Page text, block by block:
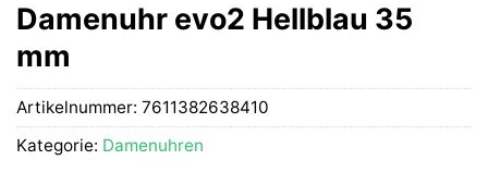
Damenuhr evo2 Hellblau 35
mm
Artikelnummer: 7611382638410
Kategorie: Damenuhren